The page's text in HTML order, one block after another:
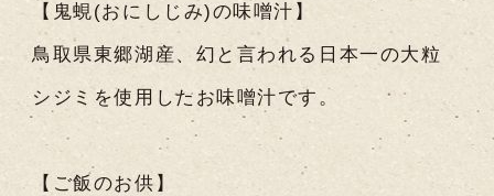
【鬼蜆(おにしじみ)の味噌汁】
鳥取県東郷湖産、幻と言われる日本一の大粒
シジミを使用したお味噌汁です。
【ご飯のお供】